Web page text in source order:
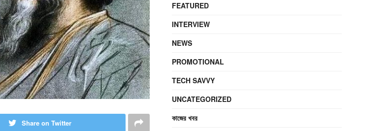
Share on Twitter
FEATURED
INTERVIEW
NEWS
PROMOTIONAL
TECH SAVVY
UNCATEGORIZED
কাজের খবর